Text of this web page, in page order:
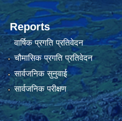
Reports
वार्षिक प्रगति प्रतिवेदन
चौमासिक प्रगति प्रतिवेदन
सार्वजनिक सुनुवाई
सार्वजनिक परीक्षण